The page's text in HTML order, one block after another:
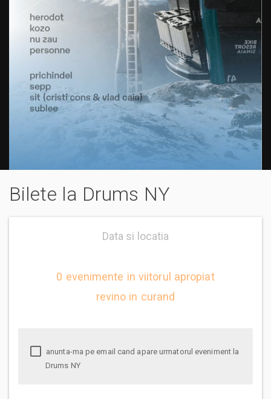
Bilete la Drums NY
Data si locatia
0 evenimente in viitorul apropiat
revino in curand
Drums NY